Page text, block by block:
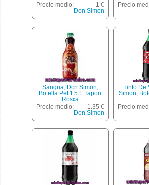
Precio medio:
1 €
Don Simon
Precio
Sangria, Don Simon,
Botella Pet 1,5 L Tapon
Rosca
Precio medio:
1.35 €
Don Simon
Tinto De
Simon,
Precio